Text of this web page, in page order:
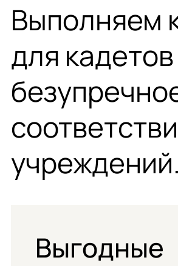
Выполняем
для
учреждений.
Выгодные